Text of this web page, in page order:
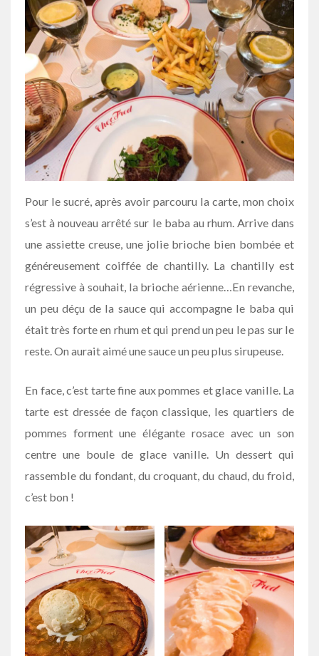
Pour le sucré, après avoir parcouru la carte, mon choix
s’est à nouveau arrêté sur le baba au rhum. Arrive dans
une assiette creuse, une jolie brioche bien bombée et
généreusement coiffée de chantilly. La chantilly est
régressive à souhait, la brioche aérienne…En revanche,
un peu déçu de la sauce qui accompagne le baba qui
était très forte en rhum et qui prend un peu le pas sur le
reste. On aurait aimé une sauce un peu plus sirupeuse.
En face, c’est tarte fine aux pommes et glace vanille. La
tarte est dressée de façon classique, les quartiers de
pommes forment une élégante rosace avec un son
centre une boule de glace vanille. Un dessert qui
rassemble du fondant, du croquant, du chaud, du froid,
c’est bon !